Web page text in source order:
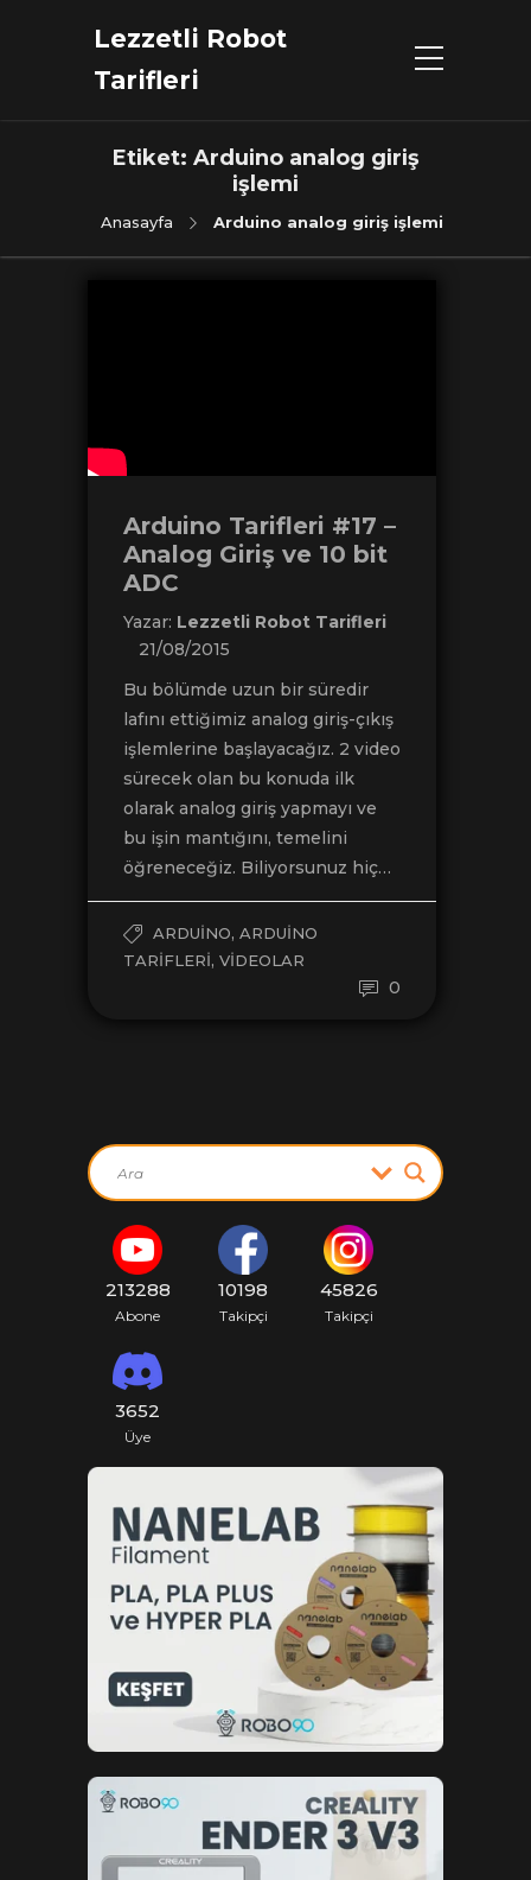
Lezzetli Robot
Tarifleri
Etiket: Arduino analog giriş
işlemi
Anasayfa Arduino analog giriş işlemi
Arduino Tarifleri #17 –
Analog Giriş ve 10 bit
ADC
Yazar: Lezzetli Robot Tarifleri
21/08/2015
Bu bölümde uzun bir süredir
lafını ettiğimiz analog giriş-çıkış
işlemlerine başlayacağız. 2 video
sürecek olan bu konuda ilk
olarak analog giriş yapmayı ve
bu işin mantığını, temelini
öğreneceğiz. Biliyorsunuz hiç…
ARDUINO, ARDUINO
TARIFLERI, VIDEOLAR
0
213288
Abone
10198
Takipçi
45826
Takipçi
3652
Üye